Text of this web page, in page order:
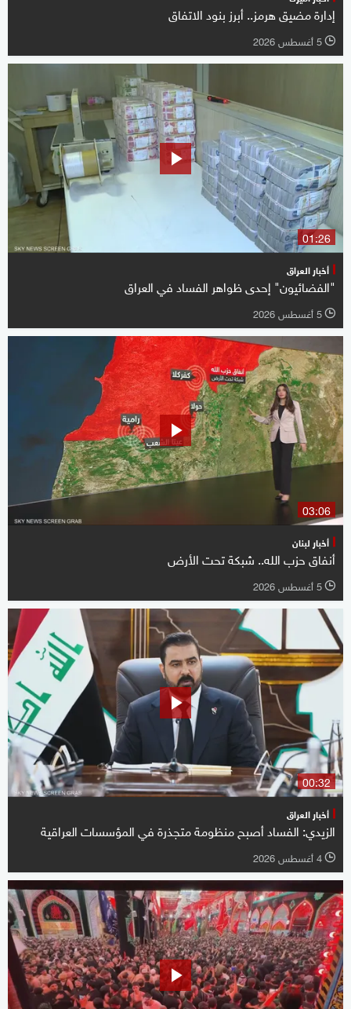
إدارة مضيق هرمز.. أبرز بنود الاتفاق
l 5 أغسطس 2026
01:26
أخبار العراق
"الفضائيون" إحدى ظواهر الفساد في العراق
l 5 أغسطس 2026
03:06
أخبار لبنان
أنفاق حزب الله.. شبكة تحت الأرض
l 5 أغسطس 2026
00:32
أخبار العراق
الزيدي: الفساد أصبح منظومة متجذرة في المؤسسات العراقية
l 4 أغسطس 2026